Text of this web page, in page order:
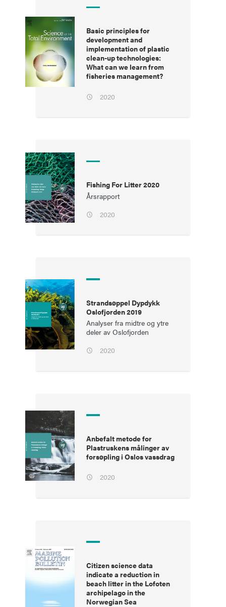
Basic principles for
development and
implementation of plastic
clean-up technologies:
What can we learn from
fisheries management?
2020
Fishing For Litter 2020
Årsrapport
2020
Strandsøppel Dypdykk
Oslofjorden 2019
Analyser fra midtre og ytre
deler av Oslofjorden
2020
Anbefalt metode for
Plastruskens målinger av
forsøpling i Oslos vassdrag
2020
Citizen science data
indicate a reduction in
beach litter in the Lofoten
archipelago in the
Norwegian Sea